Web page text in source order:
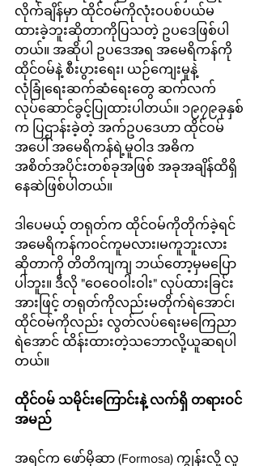
လိုက်ချိန်မှာ ထိုင်ဝမ်ကိုလုံးဝပစ်ပယ်မ
ထားခဲ့ဘူးဆိုတာကိုပြသတဲ့ ဥပဒေဖြစ်ပါ
တယ်။ အဆိုပါ ဥပဒေအရ အမေရိကန်ကို
ထိုင်ဝမ်နဲ့ စီးပွားရေး၊ ယဉ်ကျေးမှုနဲ့
လုံခြုံရေးဆက်ဆံရေးတွေ ဆက်လက်
လုပ်ဆောင်ခွင့်ပြုထားပါတယ်။ ၁၉၇၉ခုနှစ်
က ပြဌာန်းခဲ့တဲ့ အက်ဥပဒေဟာ ထိုင်ဝမ်
အပေါ် အမေရိကန်ရဲ့မူဝါဒ အဓိက
အစိတ်အပိုင်းတစ်ခုအဖြစ် အခုအချိန်ထိရှိ
နေဆဲဖြစ်ပါတယ်။
ဒါပေမယ့် တရုတ်က ထိုင်ဝမ်ကိုတိုက်ခဲ့ရင်
အမေရိကန်ကဝင်ကူမလား၊မကူဘူးလား
ဆိုတာကို တိတိကျကျ ဘယ်တော့မှမပြော
ပါဘူး။ ဒီလို "ဝေဝေဝါးဝါး" လုပ်ထားခြင်း
အားဖြင့် တရုတ်ကိုလည်းမတိုက်ရဲအောင်၊
ထိုင်ဝမ်ကိုလည်း လွတ်လပ်ရေးမကြေညာ
ရဲအောင် ထိန်းထားတဲ့သဘောလို့ယူဆရပါ
တယ်။
ထိုင်ဝမ် သမိုင်းကြောင်းနဲ့ လက်ရှိ တရားဝင်
အမည်
အရင်က ဖော်မိုဆာ (Formosa) ကျွန်းလို့ လူ